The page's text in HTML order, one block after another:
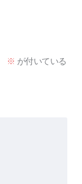
※ が付いている